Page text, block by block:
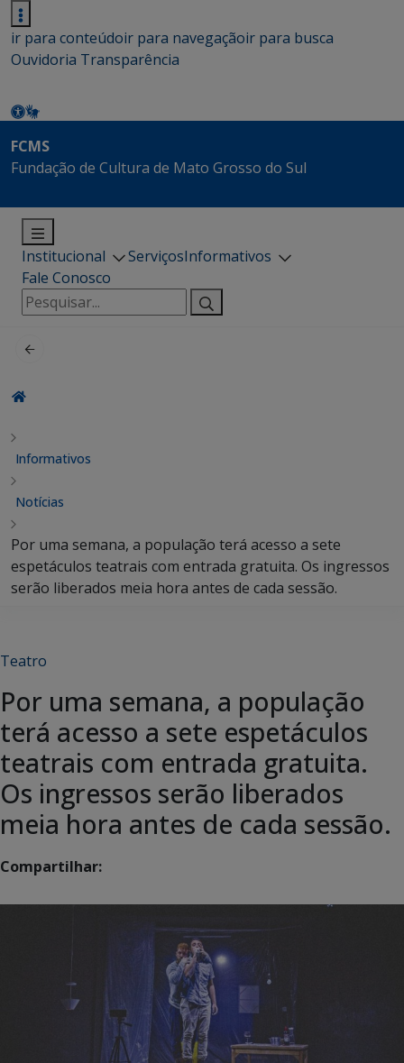
ir para conteúdoir para navegaçãoir para busca
Ouvidoria Transparência
FCMS
Fundação de Cultura de Mato Grosso do Sul
Institucional ServiçosInformativos
Fale Conosco
Pesquisar
por:
Informativos
Notícias
Por uma semana, a população terá acesso a sete
espetáculos teatrais com entrada gratuita. Os ingressos
serão liberados meia hora antes de cada sessão.
Teatro
Por uma semana, a população
terá acesso a sete espetáculos
teatrais com entrada gratuita.
Os ingressos serão liberados
meia hora antes de cada sessão.
Compartilhar: